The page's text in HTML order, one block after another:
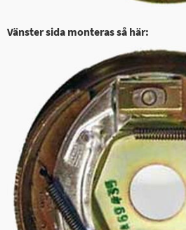
Vänster sida monteras så här: